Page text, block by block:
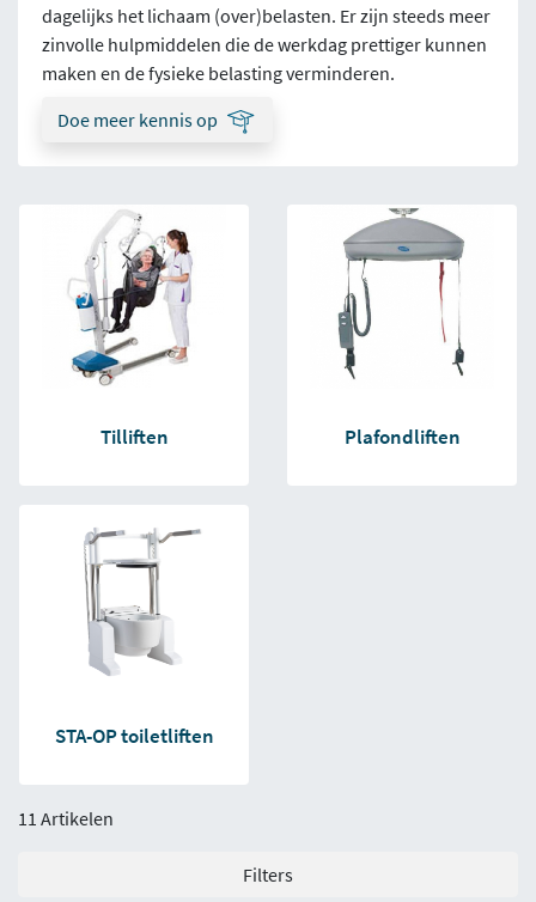
dagelijks het lichaam (over)belasten. Er zijn steeds meer
zinvolle hulpmiddelen die de werkdag prettiger kunnen
maken en de fysieke belasting verminderen.
Doe meer kennis op
Tilliften Plafondliften
STA-OP toiletliften
11 Artikelen
Filters